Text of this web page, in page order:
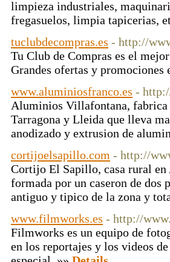
limpieza industriales,
fregasuelos, limpia tapicerias,
tuclubdecompras.es - http://
Tu Club de Compras es el
Grandes ofertas y
www.aluminiosfranco.es -
Aluminios Villafontana, fabrica
Tarragona y Lleida que lleva
anodizado y extrusion de
cortijoelsapillo.com - http://
Cortijo El Sapillo, casa rural en
formada por un caseron de
antiguo y tipico de la zona y
www.filmworks.es - http://
Filmworks es un equipo de
en los reportajes y los videos